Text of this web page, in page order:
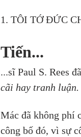
1. TÔI TỚ ĐỨC
Tiến...
...sĩ Paul S. Rees
cãi hay tranh
Mác đã không phí
công bố đó, vì sự